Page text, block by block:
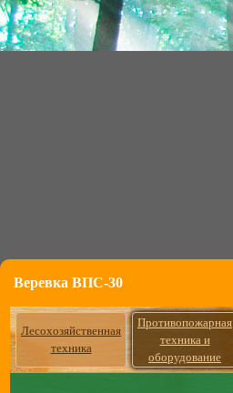
Веревка ВПС-30
Лесохозяйственная
техника
Противопожарная
техника и
оборудование